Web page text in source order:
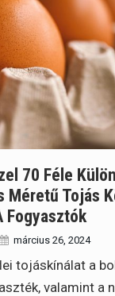
70 Féle
Méretű Tojás
Fogyasztók
március 26, 2024
tojáskínálat a
valamint a